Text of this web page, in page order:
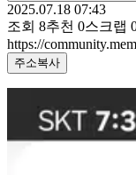
2025.07.18 07:43
조회 8추천 0스크랩
https://
주소복사